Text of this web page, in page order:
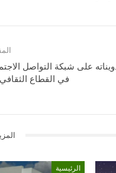
على شبكة التواصل
في القطاع
الرئيسية